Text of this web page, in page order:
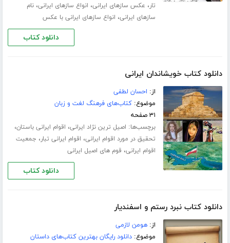
تار، عکس سازهای ایرانی، انواع سازهای ایرانی،نام
سازهای ایرانی، انواع سازهای ایرانی با عکس
دانلود کتاب
دانلود کتاب خویشاندان ایرانی
از: احسان لطفی
موضوع:کتاب‌های فرهنگ لغت و زبان
۳۱ صفحه
برچسب‌ها: اصیل ترین نژاد ایرانی، اقوام ایرانی باستان،
تحقیق در مورد اقوام ایرانی، اقوام ایرانی تبار، جمعیت
اقوام ایرانی، قوم های اصیل ایرانی
دانلود کتاب
دانلود کتاب نبرد رستم و اسفندیار
از:هومن لازمی
موضوع:دانلود رایگان بهترین کتاب‌های داستان